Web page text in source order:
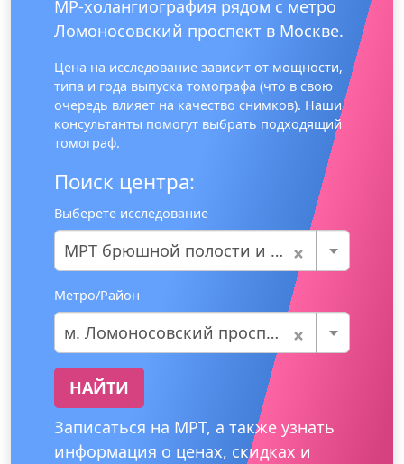
МР-холангиография рядом с метро
Ломоносовский проспект в Москве.
Цена на исследование зависит от мощности,
типа и года выпуска томографа (что в свою
очередь влияет на качество снимков). Наши
консультанты помогут выбрать подходящий
томограф.
Поиск центра:
Выберете исследование
×
МРТ брюшной полости и МР-холангиография
Метро/Район
×
м. Ломоносовский проспект
НАЙТИ
Записаться на МРТ, а также узнать
информация о ценах, скидках и